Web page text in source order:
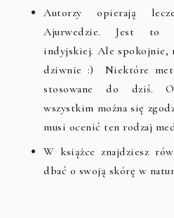
Autorzy opierają
Ajurwedzie. Jest to
indyjskiej. Ale spokojnie,
dziwnie :) Niektóre
stosowane do dziś.
wszystkim można się
musi ocenić ten rodzaj
W książce znajdziesz
dbać o swoją skórę w